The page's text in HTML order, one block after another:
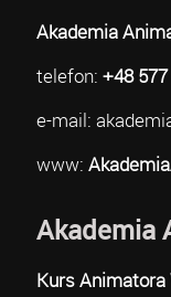
Akademia
telefon: +48
e-mail:
www:
Akademia
Kurs Animatora